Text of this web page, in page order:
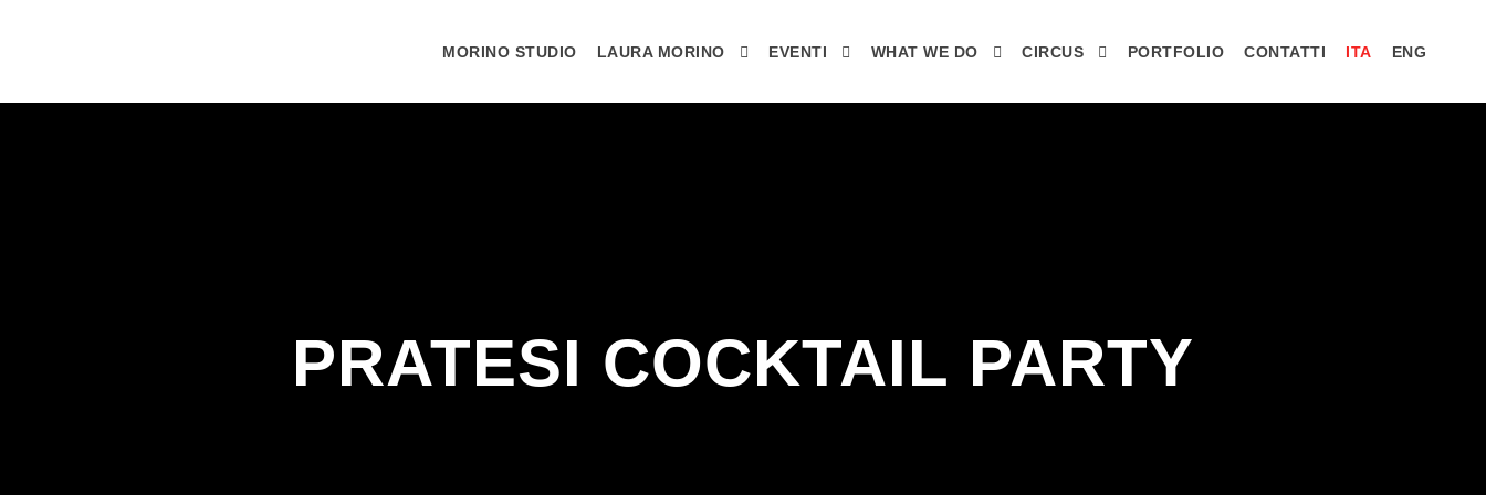
MORINO STUDIO LAURA MORINO EVENTI WHAT WE DO CIRCUS PORTFOLIO CONTATTI ITA ENG
PRATESI COCKTAIL PARTY